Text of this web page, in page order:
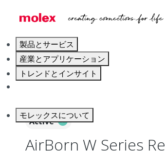
製品とサービス
産業とアプリケーション
トレンドとインサイト
モレックスについて
Board-to-
Active
AirBorn W Series